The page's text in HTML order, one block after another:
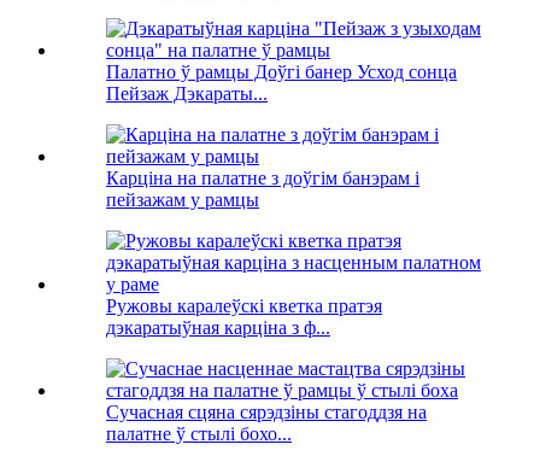
Палатно ў рамцы Доўгі банер Усход сонца
Пейзаж Дэкараты...
Карціна на палатне з доўгім банэрам і
пейзажам у рамцы
Ружовы каралеўскі кветка пратэя
дэкаратыўная карціна з ф...
Сучасная сцяна сярэдзіны стагоддзя на
палатне ў стылі бохо...